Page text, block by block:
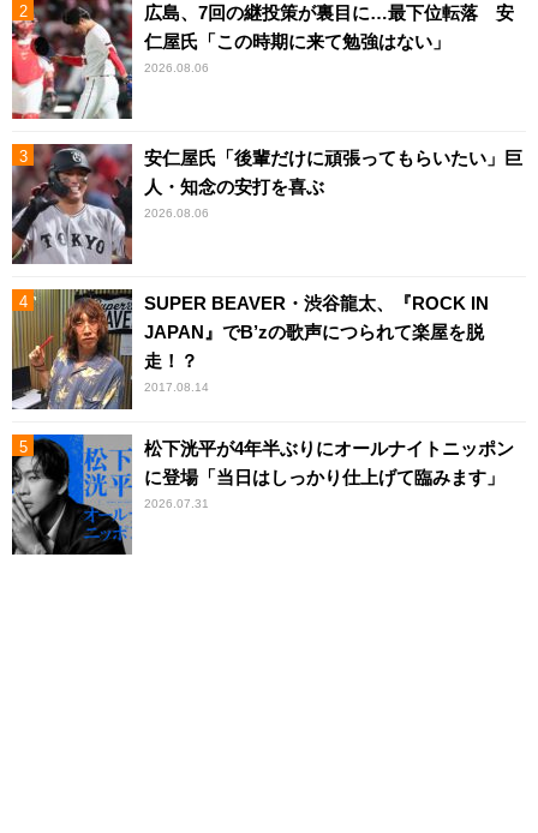
広島、7回の継投策が裏目に…最下位転落 安
仁屋氏「この時期に来て勉強はない」
2026.08.06
安仁屋氏「後輩だけに頑張ってもらいたい」巨
人・知念の安打を喜ぶ
2026.08.06
SUPER BEAVER・渋谷龍太、『ROCK IN
JAPAN』でB’zの歌声につられて楽屋を脱
走！？
2017.08.14
松下洸平が4年半ぶりにオールナイトニッポン
に登場「当日はしっかり仕上げて臨みます」
2026.07.31